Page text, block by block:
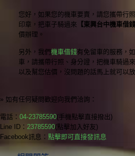
您好，如果您的機車要賣，請您攜帶行
印章，把車子騎過來 【東興台中機車借錢
價辦理。
另外，我們機車借錢有免留車的服務，
車，請攜帶行照、身分證，把機車騎過
以及幫您估價，沒問題的話馬上就可以
» 如有任何疑問歡迎向我們洽詢：
電話： 04-23785590(手機點擊直接撥出)
Line ID： 23785590(點擊加入好友)
Facebook訊息： 點擊即可直接發訊息